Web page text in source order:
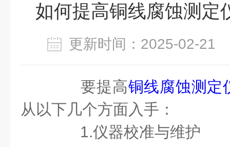
如何提高铜线腐蚀测定
更新时间：2025-02-
要提高铜线腐蚀测定
从以下几个方面入手：
1.仪器校准与维护